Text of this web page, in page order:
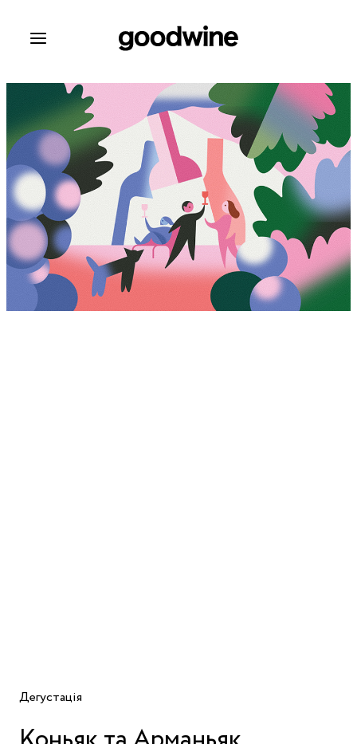
Дегустація